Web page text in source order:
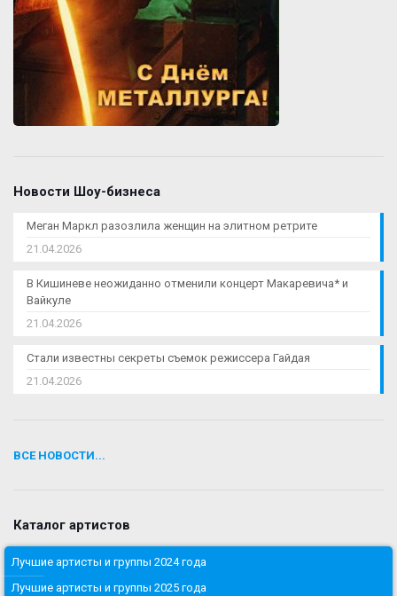
Новости Шоу-бизнеса
Меган Маркл разозлила женщин на элитном ретрите
21.04.2026
В Кишиневе неожиданно отменили концерт Макаревича* и
Вайкуле
21.04.2026
Стали известны секреты съемок режиссера Гайдая
21.04.2026
ВСЕ НОВОСТИ...
Каталог артистов
Лучшие артисты и группы 2024 года
Лучшие артисты и группы 2025 года